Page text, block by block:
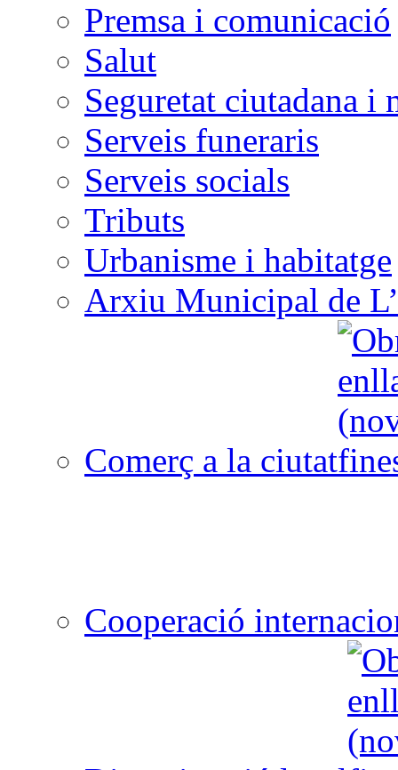
Premsa i comunicació
Salut
Seguretat ciutadana i
Serveis funeraris
Serveis socials
Tributs
Urbanisme i habitatge
Arxiu Municipal de
Comerç a la ciutat
Cooperació